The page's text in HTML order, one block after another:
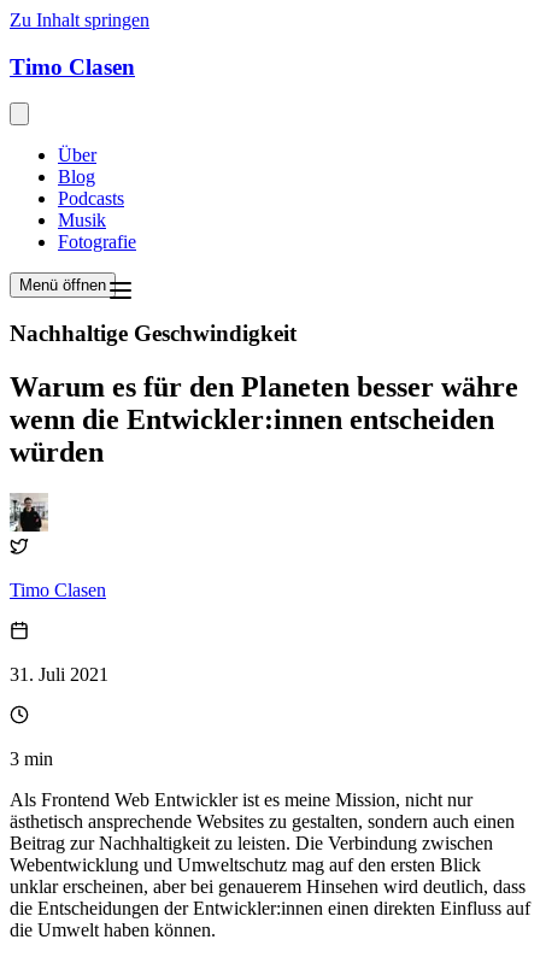
Zu Inhalt springen
Timo Clasen
Über
Blog
Podcasts
Musik
Fotografie
Menü öffnen
Nachhaltige Geschwindigkeit
Warum es für den Planeten besser währe
wenn die Entwickler:innen entscheiden
würden
Timo Clasen
31. Juli 2021
3 min
Als Frontend Web Entwickler ist es meine Mission, nicht nur
ästhetisch ansprechende Websites zu gestalten, sondern auch einen
Beitrag zur Nachhaltigkeit zu leisten. Die Verbindung zwischen
Webentwicklung und Umweltschutz mag auf den ersten Blick
unklar erscheinen, aber bei genauerem Hinsehen wird deutlich, dass
die Entscheidungen der Entwickler:innen einen direkten Einfluss auf
die Umwelt haben können.